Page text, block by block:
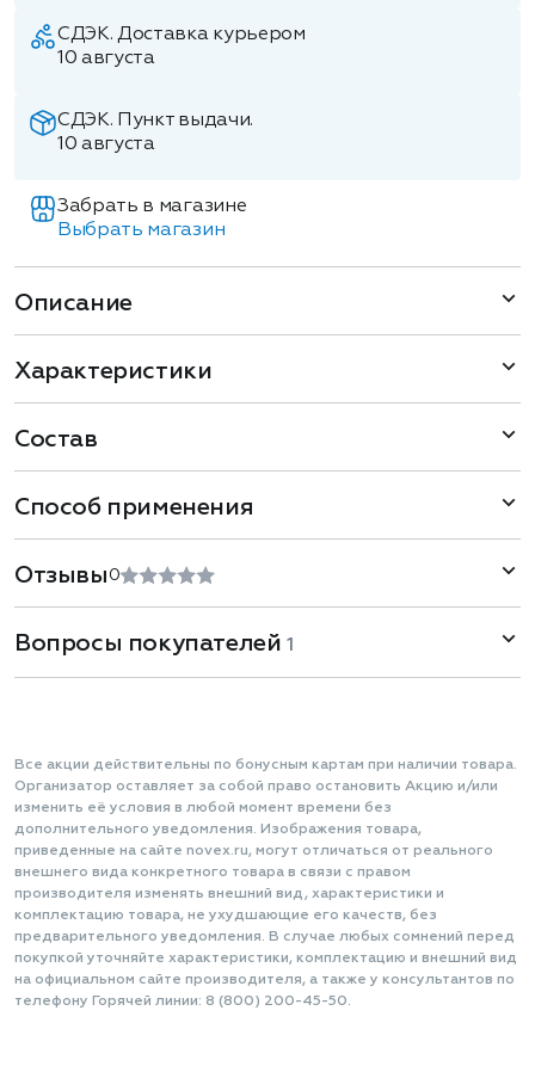
СДЭК. Доставка курьером
10 августа
СДЭК. Пункт выдачи.
10 августа
Забрать в магазине
Выбрать магазин
Описание
Характеристики
Состав
Способ применения
Отзывы 0
Вопросы покупателей 1
Все акции действительны по бонусным картам при наличии товара.
Организатор оставляет за собой право остановить Акцию и/или
изменить её условия в любой момент времени без
дополнительного уведомления. Изображения товара,
приведенные на сайте novex.ru, могут отличаться от реального
внешнего вида конкретного товара в связи с правом
производителя изменять внешний вид, характеристики и
комплектацию товара, не ухудшающие его качеств, без
предварительного уведомления. В случае любых сомнений перед
покупкой уточняйте характеристики, комплектацию и внешний вид
на официальном сайте производителя, а также у консультантов по
телефону Горячей линии: 8 (800) 200-45-50.